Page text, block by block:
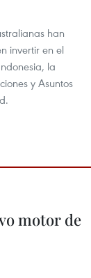
han
invertir en el
la
y Asuntos
motor de